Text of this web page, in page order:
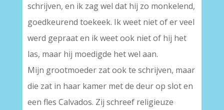
schrijven, en ik zag wel dat hij zo monkelend,
goedkeurend toekeek. Ik weet niet of er veel
werd gepraat en ik weet ook niet of hij het
las, maar hij moedigde het wel aan.
Mijn grootmoeder zat ook te schrijven, maar
die zat in haar kamer met de deur op slot en
een fles Calvados. Zij schreef religieuze